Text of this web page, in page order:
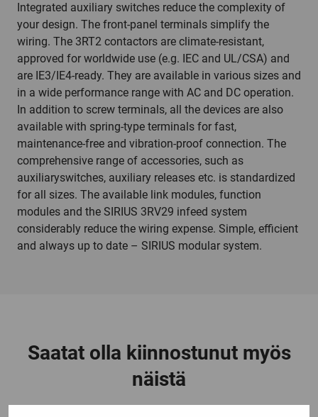
Integrated auxiliary switches reduce the complexity of
your design. The front-panel terminals simplify the
wiring. The 3RT2 contactors are climate-resistant,
approved for worldwide use (e.g. IEC and UL/CSA) and
are IE3/IE4-ready. They are available in various sizes and
in a wide performance range with AC and DC operation.
In addition to screw terminals, all the devices are also
available with spring-type terminals for fast,
maintenance-free and vibration-proof connection. The
comprehensive range of accessories, such as
auxiliaryswitches, auxiliary releases etc. is standardized
for all sizes. The available link modules, function
modules and the SIRIUS 3RV29 infeed system
considerably reduce the wiring expense. Simple, efficient
and always up to date – SIRIUS modular system.
Saatat olla kiinnostunut myös
näistä